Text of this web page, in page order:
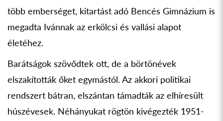
több emberséget, kitartást adó Bencés Gimnázium is
megadta Ivánnak az erkölcsi és vallási alapot
életéhez.
Barátságok szövődtek ott, de a börtönévek
elszakították őket egymástól. Az akkori politikai
rendszert bátran, elszántan támadták az elhíresült
húszévesek. Néhányukat rögtön kivégezték 1951-